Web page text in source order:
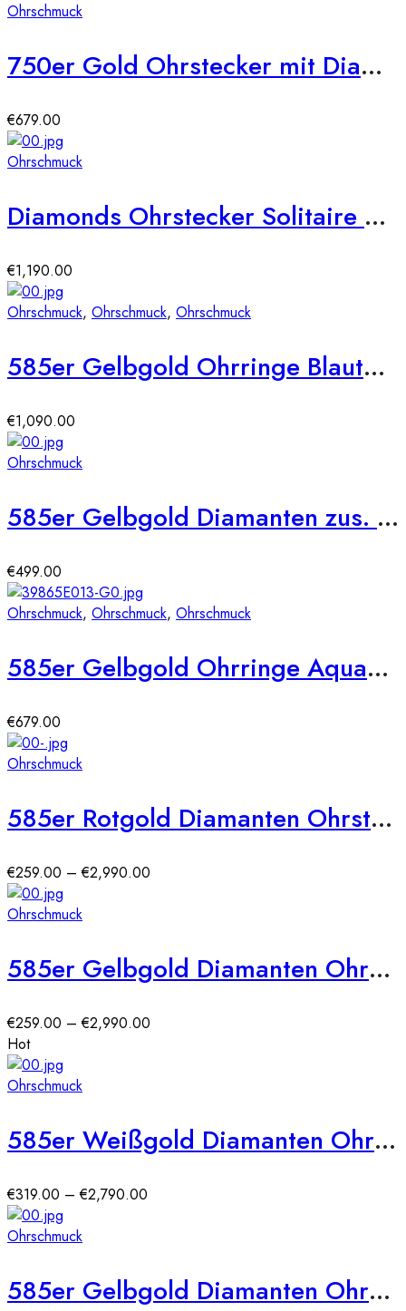
Ohrschmuck
750er Gold Ohrstecker mit Diamanten zus. 0,21ct.
€679.00
Ohrschmuck
Diamonds Ohrstecker Solitaire Weißgold 750 Ohrringe 18-Brillanten ca.0,200ct.
€1,190.00
Ohrschmuck, Ohrschmuck, Ohrschmuck
585er Gelbgold Ohrringe Blautopas 6,16ct./24 Diam. 0,07ct.
€1,090.00
Ohrschmuck
585er Gelbgold Diamanten zus. 0,21ct. Ohrstecker
€499.00
Ohrschmuck, Ohrschmuck, Ohrschmuck
585er Gelbgold Ohrringe Aquamarin 1,45ct./18 Diam. 0,06ct.
€679.00
Ohrschmuck
585er Rotgold Diamanten Ohrstecker Spannfassung Solitaire
€259.00 –€2,990.00
Ohrschmuck
585er Gelbgold Diamanten Ohrstecker Spannfassung Solitaire
€259.00 –€2,990.00
Hot
Ohrschmuck
585er Weißgold Diamanten Ohrstecker 6er Krappe
€319.00 –€2,790.00
Ohrschmuck
585er Gelbgold Diamanten Ohrstecker Zargenfassung